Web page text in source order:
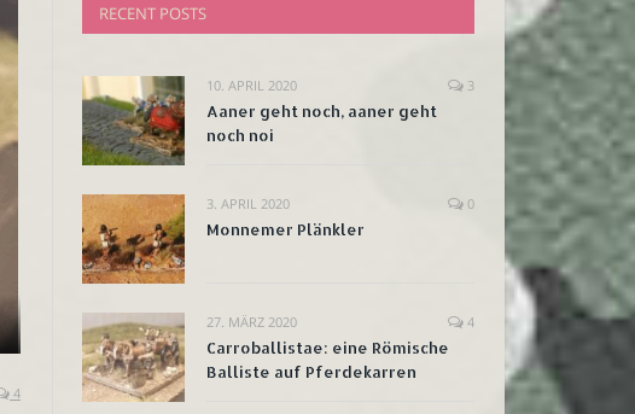
4
RECENT POSTS
10. APRIL 2020 3
Aaner geht noch, aaner geht
noch noi
3. APRIL 2020 0
Monnemer Plänkler
27. MÄRZ 2020 4
Carroballistae: eine Römische
Balliste auf Pferdekarren